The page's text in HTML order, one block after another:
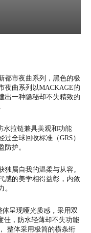
都市夜曲系列，黑色的极
夜曲系列以MACKAGE的
出一种隐秘却不失精致的
水拉链兼具美观和功能
全球回收标准（GRS）
防护。
属自我的温柔与从容。
感的美学相得益彰，内敛
。
呈现哑光质感，采用双
佳，防水轻薄却不失功能
整体采用极简的横条绗